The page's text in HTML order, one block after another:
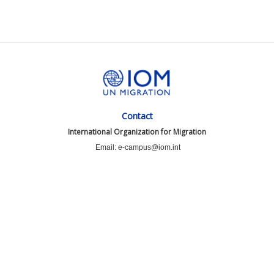
Contact
International Organization for Migration
Email: e-campus@iom.int